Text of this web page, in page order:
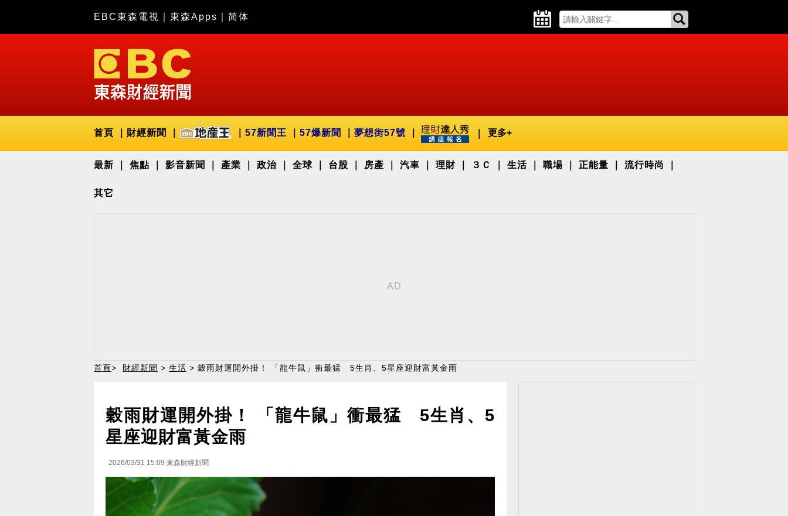
EBC東森電視 東森Apps 简体
首頁 財經新聞 57新聞王 57爆新聞 夢想街57號 更多+
最新 焦點 影音新聞 產業 政治 全球 台股 房產 汽車 理財 ３Ｃ 生活 職場 正能量 流行時尚
其它
首頁> 財經新聞 > 生活 > 穀雨財運開外掛！ 「龍牛鼠」衝最猛 5生肖、5星座迎財富黃金雨
穀雨財運開外掛！ 「龍牛鼠」衝最猛 5生肖、5
星座迎財富黃金雨
2026/03/31 15:09 東森財經新聞